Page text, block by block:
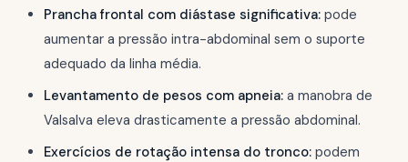
Prancha frontal com diástase significativa: pode
aumentar a pressão intra-abdominal sem o suporte
adequado da linha média.
Levantamento de pesos com apneia: a manobra de
Valsalva eleva drasticamente a pressão abdominal.
Exercícios de rotação intensa do tronco: podem